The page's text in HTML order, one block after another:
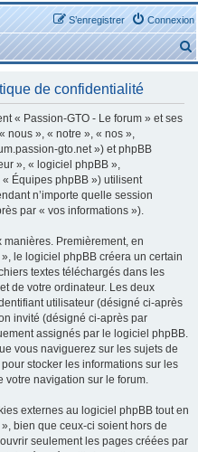
Connexion
S’enregistrer
e
de confidentialité
« Passion-GTO - Le forum » et ses
nous », « notre », « nos »,
gto.net ») et phpBB
», « logiciel phpBB »,
Équipes phpBB ») utilisent
n’importe quelle session
par « vos informations »).
Premièrement, en
le logiciel phpBB créera un certain
textes téléchargés dans les
de votre ordinateur. Les deux
utilisateur (désigné ci-après
invité (désigné ci-après par
assignés par le logiciel phpBB.
vous naviguerez sur les sujets de
stocker les informations sur les
votre navigation sur le forum.
externes au logiciel phpBB tout en
bien que ceux-ci soient hors de
seulement les pages créées par